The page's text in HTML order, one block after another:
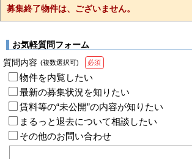
募集終了物件は、ございません。
お気軽質問フォーム
質問内容 (複数選択可) 必須
物件を内覧したい
最新の募集状況を知りたい
賃料等の“未公開”の内容が知りたい
まるっと退去について相談したい
その他のお問い合わせ